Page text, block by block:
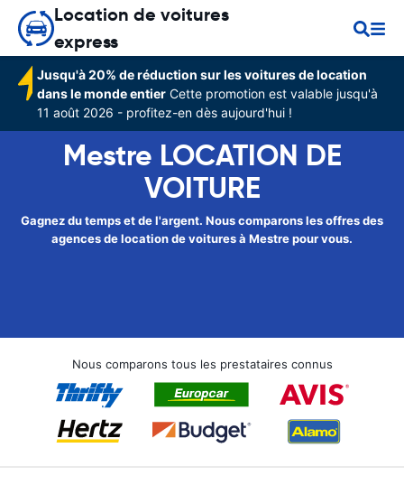
Location de voitures
express
Jusqu'à 20% de réduction sur les voitures de location
dans le monde entier Cette promotion est valable jusqu'à
11 août 2026 - profitez-en dès aujourd'hui !
Mestre LOCATION DE
VOITURE
Gagnez du temps et de l'argent. Nous comparons les offres des
agences de location de voitures à Mestre pour vous.
Nous comparons tous les prestataires connus